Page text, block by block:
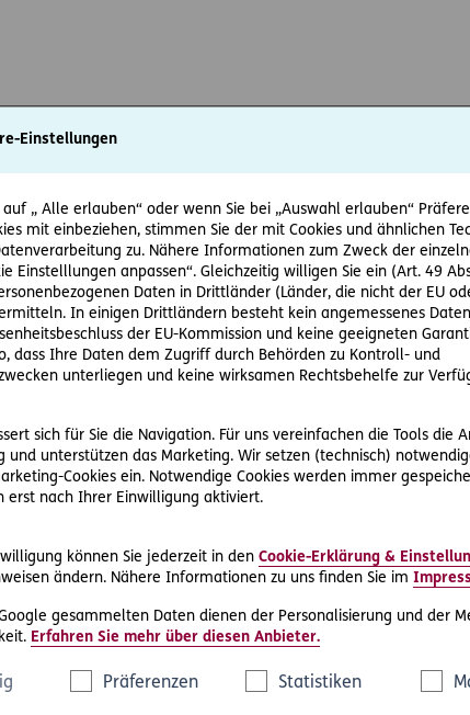
Einstellungen
„ Alle erlauben“ oder wenn Sie bei „Auswahl erlauben“
mit einbeziehen, stimmen Sie der mit Cookies und ähnlichen
zu. Nähere Informationen zum Zweck der
Einstelllungen anpassen“. Gleichzeitig willigen Sie ein (Art. 49
Daten in Drittländer (Länder, die nicht der EU
In einigen Drittländern besteht kein angemessenes
der EU-Kommission und keine geeigneten
dass Ihre Daten dem Zugriff durch Behörden zu Kontroll- und
unterliegen und keine wirksamen Rechtsbehelfe zur
sich für Sie die Navigation. Für uns vereinfachen die Tools die
und unterstützen das Marketing. Wir setzen (technisch)
Cookies ein. Notwendige Cookies werden immer
erst nach Ihrer Einwilligung aktiviert.
können Sie jederzeit in den Cookie-Erklärung &
ändern. Nähere Informationen zu uns finden Sie im
gesammelten Daten dienen der Personalisierung und der
Erfahren Sie mehr über diesen Anbieter.
Präferenzen Statistiken
Versicherung AG zum Zweck der Vereinbarung eines
von Versicherungsprodukten kontaktieren darf.
der ERGO Versicherung AG erhalten und damit über
kann jederzeit ohne Angabe von Gründen durch
widerrufen werden. Der Widerruf wirkt für zukünftige
und zu Ihren Rechten als Betroffene finden Sie im
unter: Rechtliche Hinweise & Datenschutz